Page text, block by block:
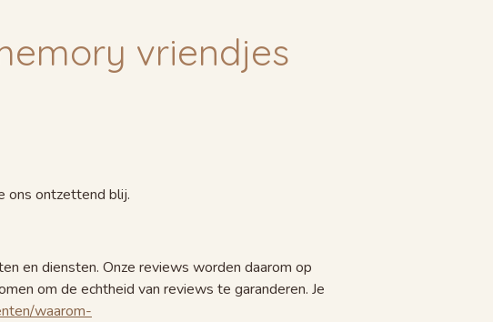
vriendjes
ons ontzettend blij.
en diensten. Onze reviews worden daarom op
om de echtheid van reviews te garanderen. Je
waarom-